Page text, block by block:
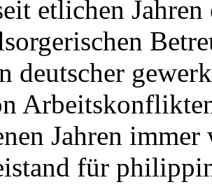
etlichen
deutscher
Jahren
für